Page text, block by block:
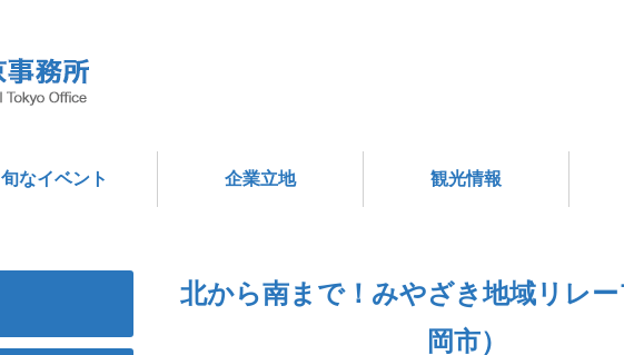
旬なイベント 企業立地 観光情報
北から南まで！みやざき地域リレ
岡市）